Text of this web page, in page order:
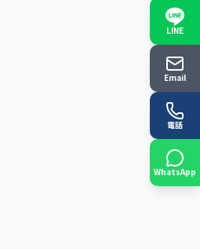
LINE
Email
電話
WhatsApp